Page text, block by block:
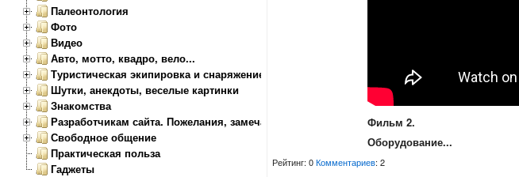
Фильм 2.
Оборудование...
Рейтинг: 0Комментариев: 2
Палеонтология
Фото
Видео
Авто, мотто, квадро, вело...
Туристическая экипировка и снаряжение
Шутки, анекдоты, веселые картинки
Знакомства
Разработчикам сайта. Пожелания, замечания.
Свободное общение
Практическая польза
Гаджеты